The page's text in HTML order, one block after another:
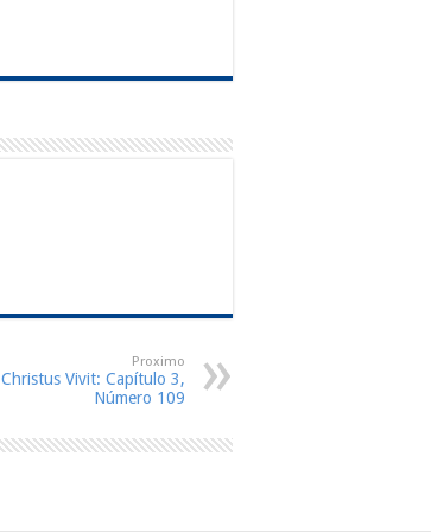
Proximo
Christus Vivit: Capítulo 3,
Número 109